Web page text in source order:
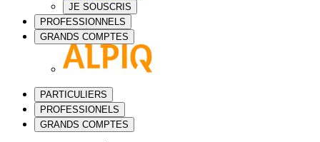
JE SOUSCRIS
PROFESSIONNELS
GRANDS COMPTES
PARTICULIERS
PROFESSIONELS
GRANDS COMPTES